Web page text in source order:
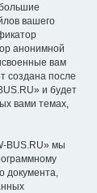
вашего
анонимной
вам
создана после
и будет
вами темах,
BUS.RU» мы
документа,